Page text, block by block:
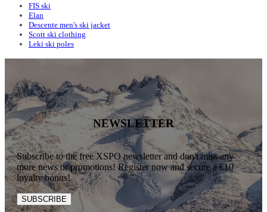
FIS ski
Elan
Descente men's ski jacket
Scott ski clothing
Leki ski poles
NEWSLETTER
Subscribe to the free XSPO newsletter and don't miss any
more news or promotions! Register now and secure a €10
loyalty bonus!
SUBSCRIBE